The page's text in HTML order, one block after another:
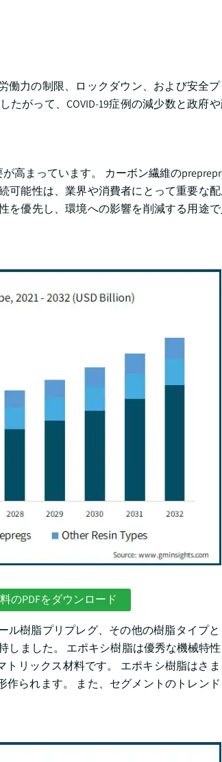
力の制限、ロックダウン、および安全
がって、COVID-19症例の減少数と政府
高まっています。 カーボン繊維の
可能性は、業界や消費者にとって重要な
を優先し、環境への影響を削減する用途
のPDFをダウンロード
樹脂プリプレグ、その他の樹脂タイプ
しました。 エポキシ樹脂は優秀な機械特
リックス材料です。 エポキシ樹脂はさ
られます。 また、セグメントのトレン